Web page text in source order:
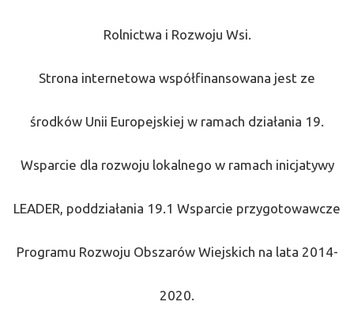
Rolnictwa i Rozwoju Wsi.
Strona internetowa współfinansowana jest ze
środków Unii Europejskiej w ramach działania 19.
Wsparcie dla rozwoju lokalnego w ramach inicjatywy
LEADER, poddziałania 19.1 Wsparcie przygotowawcze
Programu Rozwoju Obszarów Wiejskich na lata 2014-
2020.